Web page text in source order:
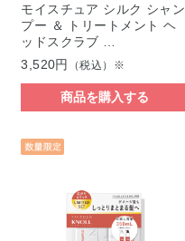
モイスチュア シルク シャン
プー ＆ トリートメント ヘ
ッドスクラブ …
3,520円
（税込）※
商品を購入する